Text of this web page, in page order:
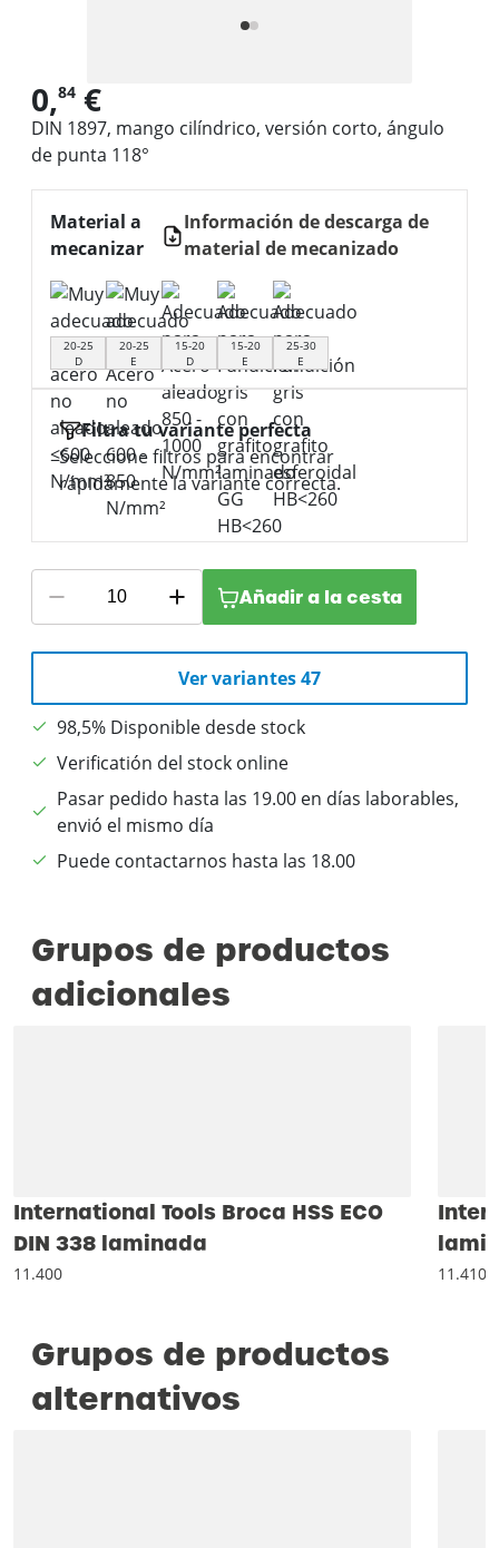
0,84 €
DIN 1897, mango cilíndrico, versión corto, ángulo
de punta 118°
Material a
mecanizar
Información de descarga de
material de mecanizado
20-25
D
20-25
E
15-20
D
15-20
E
25-30
E
Filtra tu variante perfecta
Seleccione filtros para encontrar
rápidamente la variante correcta.
Añadir a la cesta
Ver variantes 47
98,5% Disponible desde stock
Verificatión del stock online
Pasar pedido hasta las 19.00 en días laborables,
envió el mismo día
Puede contactarnos hasta las 18.00
Grupos de productos
adicionales
International Tools Broca HSS ECO
DIN 338 laminada
11.400 11.410
Grupos de productos
alternativos